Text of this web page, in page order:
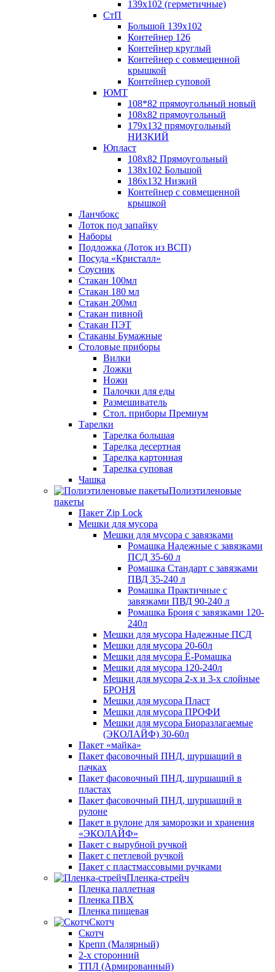
139х102 (герметичные)
СтП
Большой 139х102
Контейнер 126
Контейнер круглый
Контейнер с совмещенной
крышкой
Контейнер суповой
ЮМТ
108*82 прямоугольный новый
108х82 прямоугольный
179х132 прямоугольный
НИЗКИЙ
Юпласт
108х82 Прямоугольный
138х102 Большой
186х132 Низкий
Контейнер с совмещенной
крышкой
Ланчбокс
Лоток под запайку
Наборы
Подложка (Лоток из ВСП)
Посуда «Кристалл»
Соусник
Стакан 100мл
Стакан 180 мл
Стакан 200мл
Стакан пивной
Стакан ПЭТ
Стаканы Бумажные
Столовые приборы
Вилки
Ложки
Ножи
Палочки для еды
Размешиватель
Стол. приборы Премиум
Тарелки
Тарелка большая
Тарелка десертная
Тарелка картонная
Тарелка суповая
Чашка
Полиэтиленовые
пакеты
Пакет Zip Lock
Мешки для мусора
Мешки для мусора с завязками
Ромашка Надежные с завязками
ПСД 35-60 л
Ромашка Стандарт с завязками
ПВД 35-240 л
Ромашка Практичные с
завязками ПВД 90-240 л
Ромашка Броня с завязками 120-
240л
Мешки для мусора Надежные ПСД
Мешки для мусора 20-60л
Мешки для мусора Ё-Ромашка
Мешки для мусора 120-240л
Мешки для мусора 2-х и 3-х слойные
БРОНЯ
Мешки для мусора Пласт
Мешки для мусора ПРОФИ
Мешки для мусора Биоразлагаемые
(ЭКОЛАЙФ) 30-60л
Пакет «майка»
Пакет фасовочный ПНД, шуршащий в
пачках
Пакет фасовочный ПНД, шуршащий в
пластах
Пакет фасовочный ПНД, шуршащий в
рулоне
Пакет в рулоне для заморозки и хранения
«ЭКОЛАЙФ»
Пакет с вырубной ручкой
Пакет с петлевой ручкой
Пакет с пластмассовыми ручками
Пленка-стрейч
Пленка паллетная
Пленка ПВХ
Пленка пищевая
Скотч
Скотч
Крепп (Малярный)
2-х сторонний
ТПЛ (Армированный)